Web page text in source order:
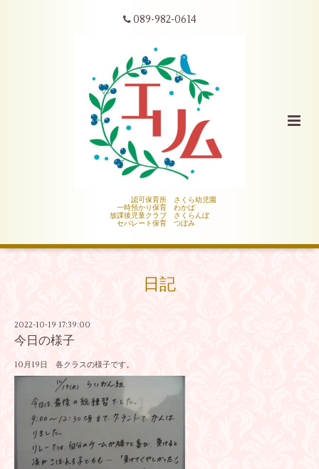
089-982-0614
認可保育所 さくら幼児園
一時預かり保育 わかば
放課後児童クラブ さくらんぼ
セパレート保育 つぼみ
日記
2022-10-19 17:39:00
今日の様子
10月19日 各クラスの様子です。